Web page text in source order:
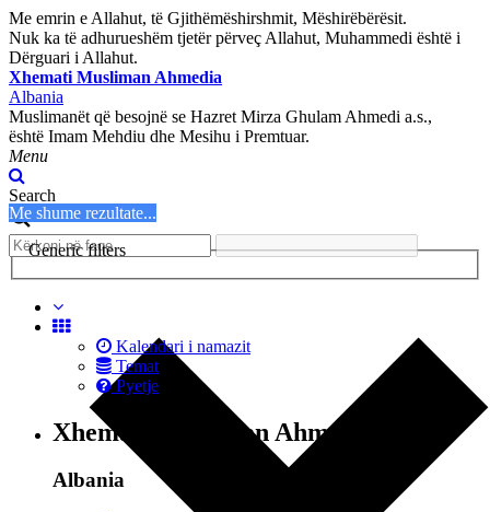
Me emrin e Allahut, të Gjithëmëshirshmit, Mëshirëbërësit.
Nuk ka të adhurueshëm tjetër përveç Allahut, Muhammedi është i
Dërguari i Allahut.
Xhemati Musliman Ahmedia
Albania
Muslimanët që besojnë se Hazret Mirza Ghulam Ahmedi a.s.,
është Imam Mehdiu dhe Mesihu i Premtuar.
Menu
Search
Me shume rezultate...
Generic filters
Kalendari i namazit
Temat
Pyetje
Xhemati Musliman Ahmedia
Albania